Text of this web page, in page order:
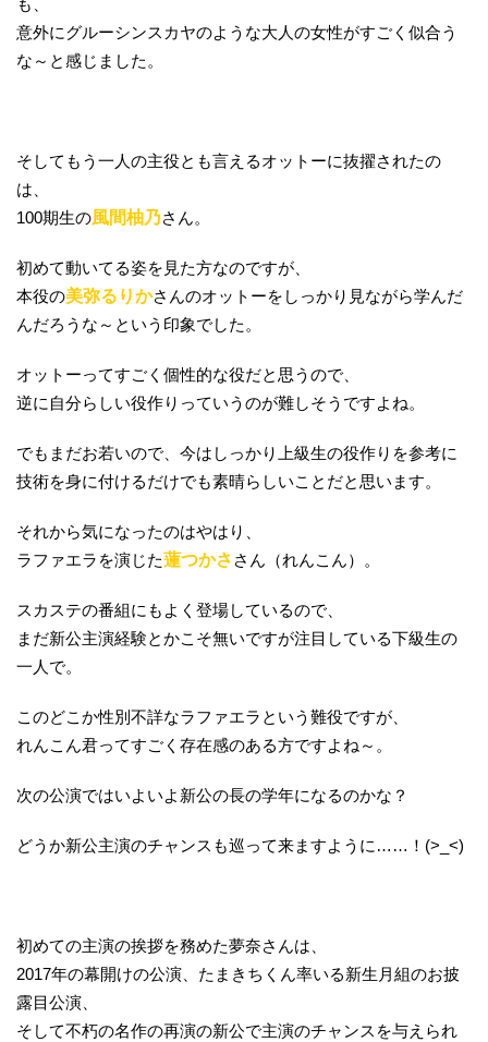
も、
意外にグルーシンスカヤのような大人の女性がすごく似合う
な～と感じました。
そしてもう一人の主役とも言えるオットーに抜擢されたの
は、
100期生の風間柚乃さん。
初めて動いてる姿を見た方なのですが、
本役の美弥るりかさんのオットーをしっかり見ながら学んだ
んだろうな～という印象でした。
オットーってすごく個性的な役だと思うので、
逆に自分らしい役作りっていうのが難しそうですよね。
でもまだお若いので、今はしっかり上級生の役作りを参考に
技術を身に付けるだけでも素晴らしいことだと思います。
それから気になったのはやはり、
ラファエラを演じた蓮つかさ さん（れんこん）。
スカステの番組にもよく登場しているので、
まだ新公主演経験とかこそ無いですが注目している下級生の
一人で。
このどこか性別不詳なラファエラという難役ですが、
れんこん君ってすごく存在感のある方ですよね～。
次の公演ではいよいよ新公の長の学年になるのかな？
どうか新公主演のチャンスも巡って来ますように……！(>_<)
初めての主演の挨拶を務めた夢奈さんは、
2017年の幕開けの公演、たまきちくん率いる新生月組のお披
露目公演、
そして不朽の名作の再演の新公で主演のチャンスを与えられ